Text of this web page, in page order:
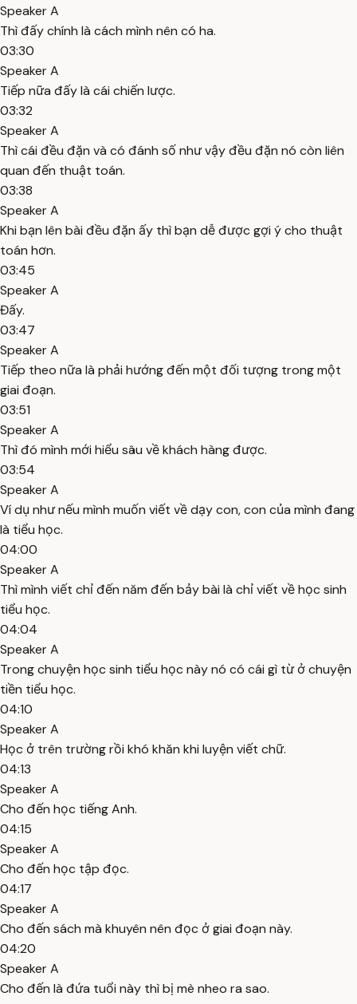
Speaker A
Thì đấy chính là cách mình nên có ha.
03:30
Speaker A
Tiếp nữa đấy là cái chiến lược.
03:32
Speaker A
Thì cái đều đặn và có đánh số như vậy đều đặn nó còn liên
quan đến thuật toán.
03:38
Speaker A
Khi bạn lên bài đều đặn ấy thì bạn dễ được gợi ý cho thuật
toán hơn.
03:45
Speaker A
Đấy.
03:47
Speaker A
Tiếp theo nữa là phải hướng đến một đối tượng trong một
giai đoạn.
03:51
Speaker A
Thì đó mình mới hiểu sâu về khách hàng được.
03:54
Speaker A
Ví dụ như nếu mình muốn viết về dạy con, con của mình đang
là tiểu học.
04:00
Speaker A
Thì mình viết chỉ đến năm đến bảy bài là chỉ viết về học sinh
tiểu học.
04:04
Speaker A
Trong chuyện học sinh tiểu học này nó có cái gì từ ở chuyện
tiền tiểu học.
04:10
Speaker A
Học ở trên trường rồi khó khăn khi luyện viết chữ.
04:13
Speaker A
Cho đến học tiếng Anh.
04:15
Speaker A
Cho đến học tập đọc.
04:17
Speaker A
Cho đến sách mà khuyên nên đọc ở giai đoạn này.
04:20
Speaker A
Cho đến là đứa tuổi này thì bị mè nheo ra sao.